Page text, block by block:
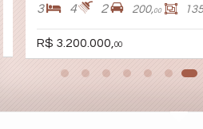
3 4 2 200,00
R$ 3.200.000, 00